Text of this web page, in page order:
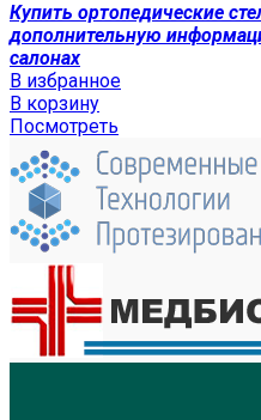
Купить ортопедические
дополнительную
салонах
В избранное
В корзину
Посмотреть